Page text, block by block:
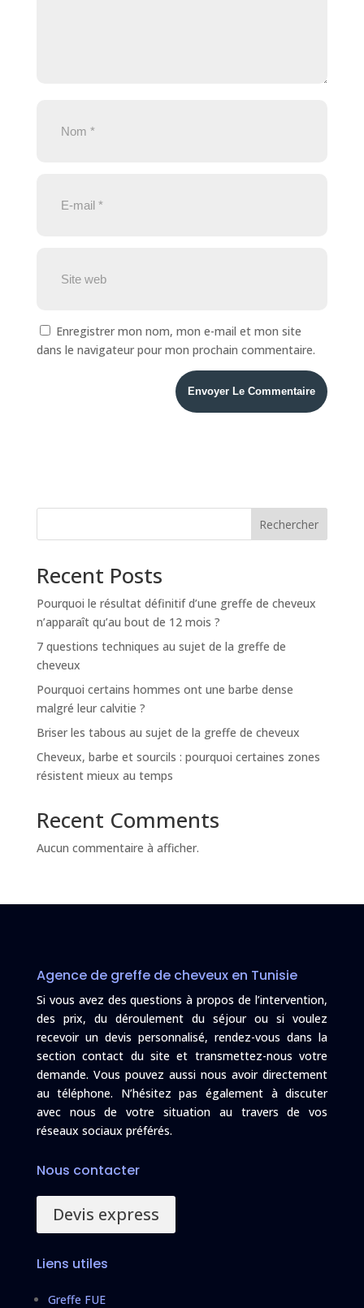
Enregistrer mon nom, mon e-mail et mon site
dans le navigateur pour mon prochain commentaire.
Rechercher
Recent Posts
Pourquoi le résultat définitif d’une greffe de cheveux
n’apparaît qu’au bout de 12 mois ?
7 questions techniques au sujet de la greffe de
cheveux
Pourquoi certains hommes ont une barbe dense
malgré leur calvitie ?
Briser les tabous au sujet de la greffe de cheveux
Cheveux, barbe et sourcils : pourquoi certaines zones
résistent mieux au temps
Recent Comments
Aucun commentaire à afficher.
Agence de greffe de cheveux en Tunisie
Si vous avez des questions à propos de l’intervention,
des prix, du déroulement du séjour ou si voulez
recevoir un devis personnalisé, rendez-vous dans la
section contact du site et transmettez-nous votre
demande. Vous pouvez aussi nous avoir directement
au téléphone. N’hésitez pas également à discuter
avec nous de votre situation au travers de vos
réseaux sociaux préférés.
Nous contacter
Devis express
Liens utiles
Greffe FUE